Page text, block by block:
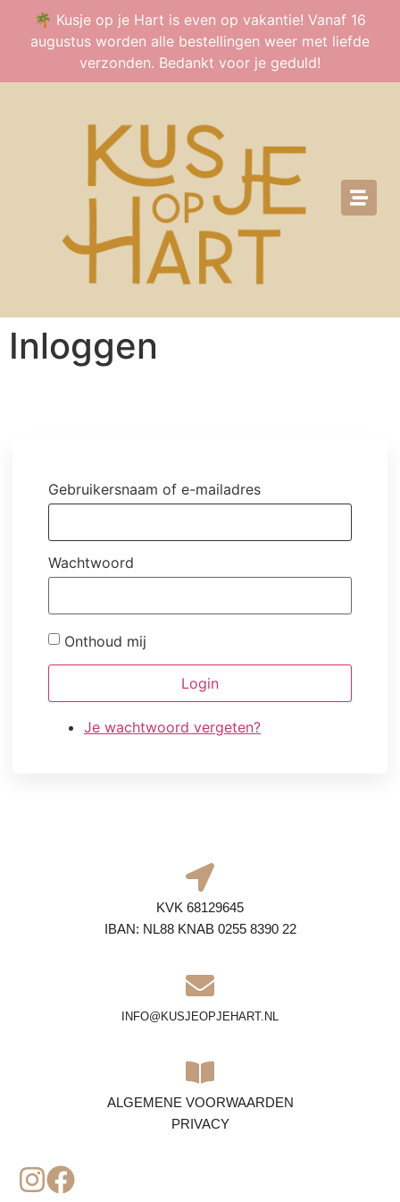
🌴 Kusje op je Hart is even op vakantie! Vanaf 16
augustus worden alle bestellingen weer met liefde
verzonden. Bedankt voor je geduld!
Inloggen
Gebruikersnaam of e-mailadres
Wachtwoord
Onthoud mij
Login
Je wachtwoord vergeten?
KVK 68129645
IBAN: NL88 KNAB 0255 8390 22
INFO@KUSJEOPJEHART.NL
ALGEMENE VOORWAARDEN
PRIVACY